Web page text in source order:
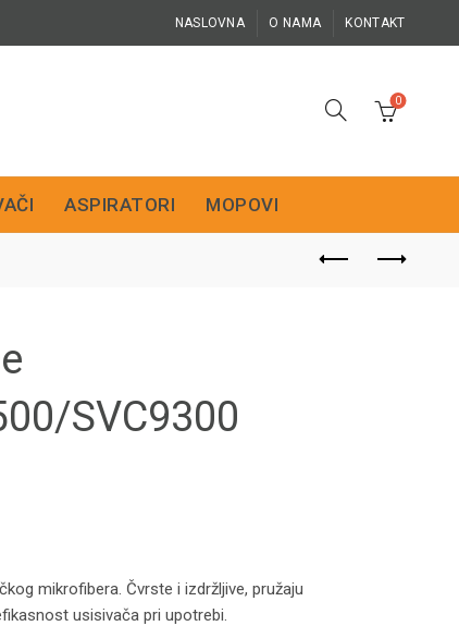
NASLOVNA O NAMA KONTAKT
0
ASPIRATORI MOPOVI
SVC9300
mikrofibera. Čvrste i izdržljive, pružaju
usisivača pri upotrebi.